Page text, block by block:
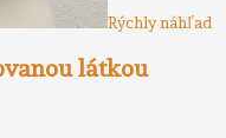
Rýchly náhľad
látkou